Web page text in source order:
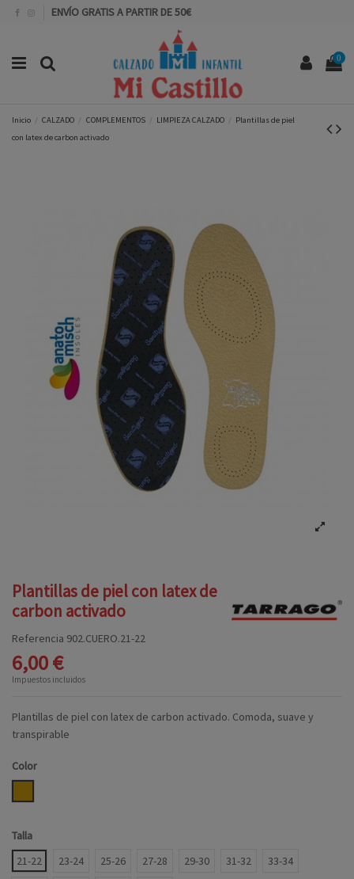
ENVÍO GRATIS A PARTIR DE 50€
0
Inicio CALZADO COMPLEMENTOS LIMPIEZA CALZADO
Plantillas de piel
con latex de carbon activado
Plantillas de piel con latex de
carbon activado
Referencia 902.CUERO.21-22
6,00 €
Impuestos incluidos
Plantillas de piel con latex de carbon activado. Comoda, suave y
transpirable
Color
Talla
21-22
23-24 25-26 27-28 29-30 31-32
33-34